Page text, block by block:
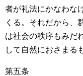
者が礼法にかなわな
くる。それだから、
は社会の秩序もみだ
して自然におさまる
第五条